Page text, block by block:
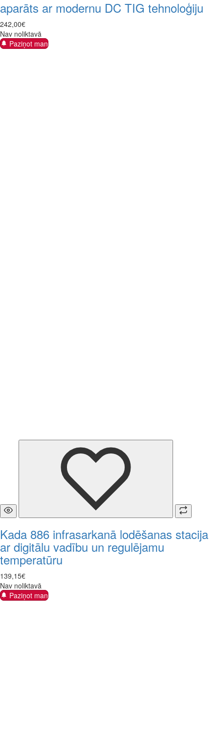
aparāts ar modernu DC TIG tehnoloģiju
242,00€
Nav noliktavā
Paziņot man
Kada 886 infrasarkanā lodēšanas stacija
ar digitālu vadību un regulējamu
temperatūru
139,15€
Nav noliktavā
Paziņot man